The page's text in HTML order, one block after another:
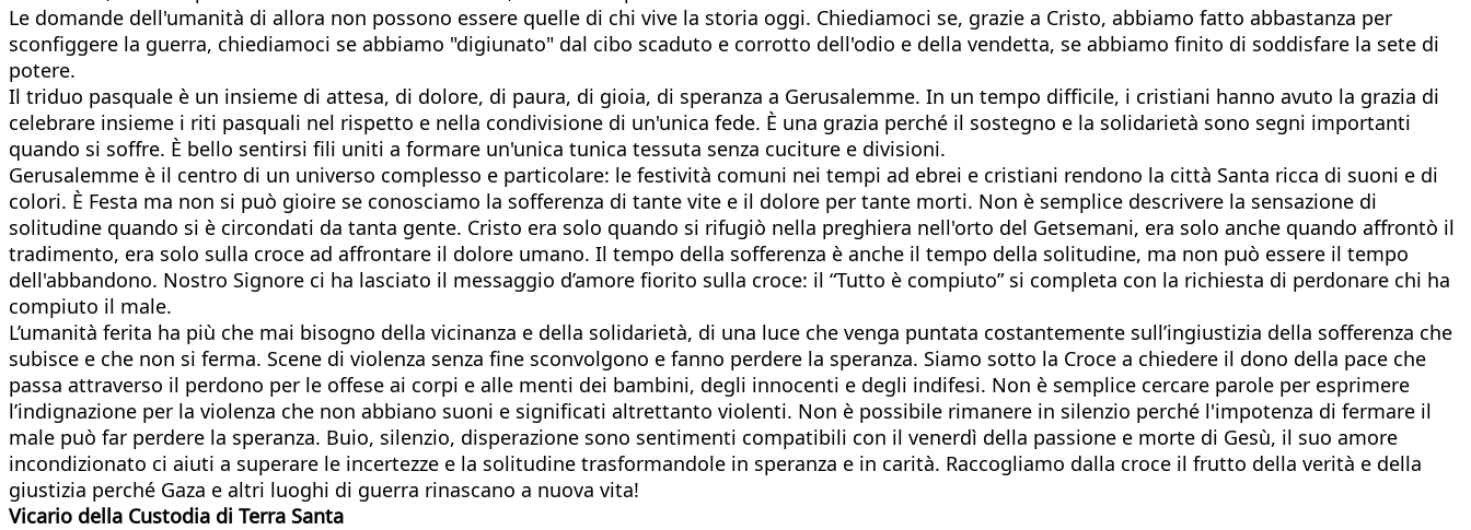
Le domande dell'umanità di allora non possono essere quelle di chi vive la storia oggi. Chiediamoci se, grazie a Cristo, abbiamo fatto abbastanza per
sconfiggere la guerra, chiediamoci se abbiamo "digiunato" dal cibo scaduto e corrotto dell'odio e della vendetta, se abbiamo finito di soddisfare la sete di
potere.
Il triduo pasquale è un insieme di attesa, di dolore, di paura, di gioia, di speranza a Gerusalemme. In un tempo difficile, i cristiani hanno avuto la grazia di
celebrare insieme i riti pasquali nel rispetto e nella condivisione di un'unica fede. È una grazia perché il sostegno e la solidarietà sono segni importanti
quando si soffre. È bello sentirsi fili uniti a formare un'unica tunica tessuta senza cuciture e divisioni.
Gerusalemme è il centro di un universo complesso e particolare: le festività comuni nei tempi ad ebrei e cristiani rendono la città Santa ricca di suoni e di
colori. È Festa ma non si può gioire se conosciamo la sofferenza di tante vite e il dolore per tante morti. Non è semplice descrivere la sensazione di
solitudine quando si è circondati da tanta gente. Cristo era solo quando si rifugiò nella preghiera nell'orto del Getsemani, era solo anche quando affrontò il
tradimento, era solo sulla croce ad affrontare il dolore umano. Il tempo della sofferenza è anche il tempo della solitudine, ma non può essere il tempo
dell'abbandono. Nostro Signore ci ha lasciato il messaggio d’amore fiorito sulla croce: il “Tutto è compiuto” si completa con la richiesta di perdonare chi ha
compiuto il male.
L’umanità ferita ha più che mai bisogno della vicinanza e della solidarietà, di una luce che venga puntata costantemente sull’ingiustizia della sofferenza che
subisce e che non si ferma. Scene di violenza senza fine sconvolgono e fanno perdere la speranza. Siamo sotto la Croce a chiedere il dono della pace che
passa attraverso il perdono per le offese ai corpi e alle menti dei bambini, degli innocenti e degli indifesi. Non è semplice cercare parole per esprimere
l’indignazione per la violenza che non abbiano suoni e significati altrettanto violenti. Non è possibile rimanere in silenzio perché l'impotenza di fermare il
male può far perdere la speranza. Buio, silenzio, disperazione sono sentimenti compatibili con il venerdì della passione e morte di Gesù, il suo amore
incondizionato ci aiuti a superare le incertezze e la solitudine trasformandole in speranza e in carità. Raccogliamo dalla croce il frutto della verità e della
giustizia perché Gaza e altri luoghi di guerra rinascano a nuova vita!
Vicario della Custodia di Terra Santa